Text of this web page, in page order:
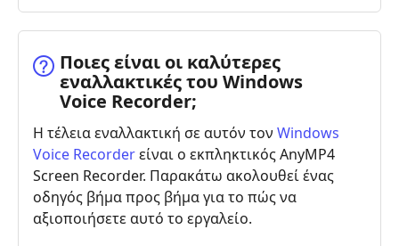
Ποιες είναι οι καλύτερες
εναλλακτικές του Windows
Voice Recorder;
Η τέλεια εναλλακτική σε αυτόν τον Windows
Voice Recorderείναι ο εκπληκτικός AnyMP4
Screen Recorder. Παρακάτω ακολουθεί ένας
οδηγός βήμα προς βήμα για το πώς να
αξιοποιήσετε αυτό το εργαλείο.